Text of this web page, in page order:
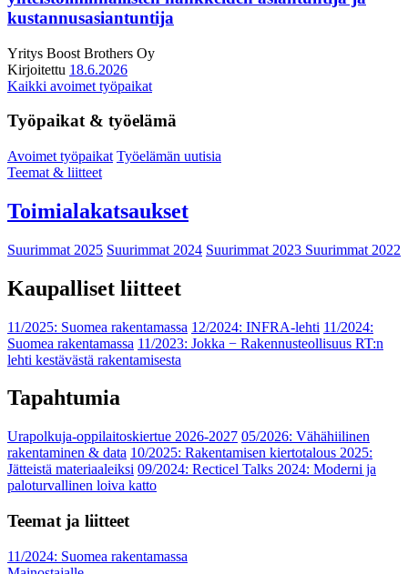
kustannusasiantuntija
Yritys Boost Brothers Oy
Kirjoitettu 18.6.2026
Kaikki avoimet työpaikat
Työpaikat & työelämä
Avoimet työpaikat Työelämän uutisia
Teemat & liitteet
Toimialakatsaukset
Suurimmat 2025 Suurimmat 2024 Suurimmat 2023 Suurimmat 2022
Kaupalliset liitteet
11/2025: Suomea rakentamassa 12/2024: INFRA-lehti 11/2024:
Suomea rakentamassa 11/2023: Jokka − Rakennusteollisuus RT:n
lehti kestävästä rakentamisesta
Tapahtumia
Urapolkuja-oppilaitoskiertue 2026-2027 05/2026: Vähähiilinen
rakentaminen & data 10/2025: Rakentamisen kiertotalous 2025:
Jätteistä materiaaleiksi 09/2024: Recticel Talks 2024: Moderni ja
paloturvallinen loiva katto
Teemat ja liitteet
11/2024: Suomea rakentamassa